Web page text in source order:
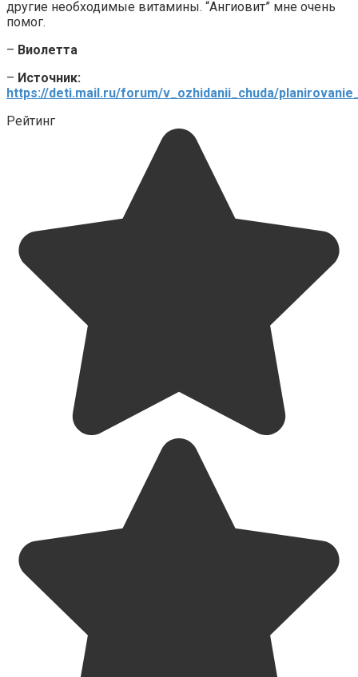
другие необходимые витамины. “Ангиовит” мне очень
помог.
– Виолетта
– Источник:
https://deti.mail.ru/forum/v_ozhidanii_chuda/
Рейтинг